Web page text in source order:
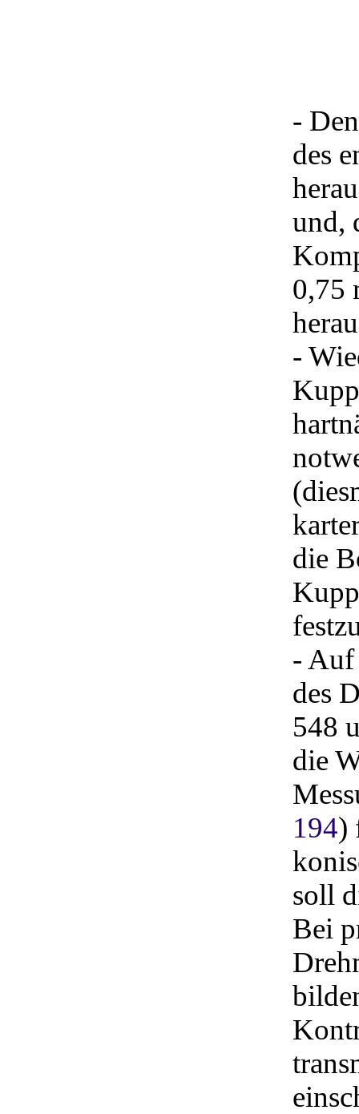
-
des
und,
0,75
-
die
- Auf
des
548
die
194)
soll
Bei